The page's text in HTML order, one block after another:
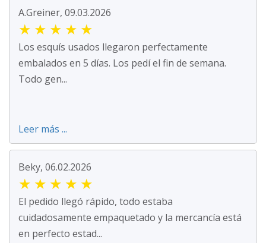
A.Greiner, 09.03.2026
★ ★ ★ ★ ★
Los esquís usados llegaron perfectamente
embalados en 5 días. Los pedí el fin de semana.
Todo gen...
Leer más ...
Beky, 06.02.2026
★ ★ ★ ★ ★
El pedido llegó rápido, todo estaba
cuidadosamente empaquetado y la mercancía está
en perfecto estad...